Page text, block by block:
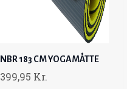
NBR 183 CM YOGAMÅTTE
399,95 Kr.